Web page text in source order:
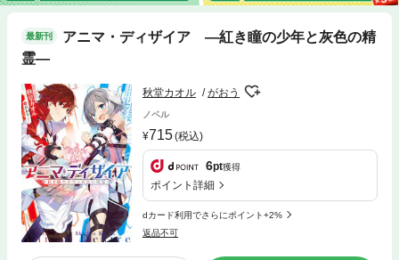
最新刊
アニマ・ディザイア ―紅き瞳の少年と灰色の精
霊―
秋堂カオル がおう
ノベル
715(税込)
6pt獲得
ポイント詳細
dカード利用でさらにポイント+2%
返品不可